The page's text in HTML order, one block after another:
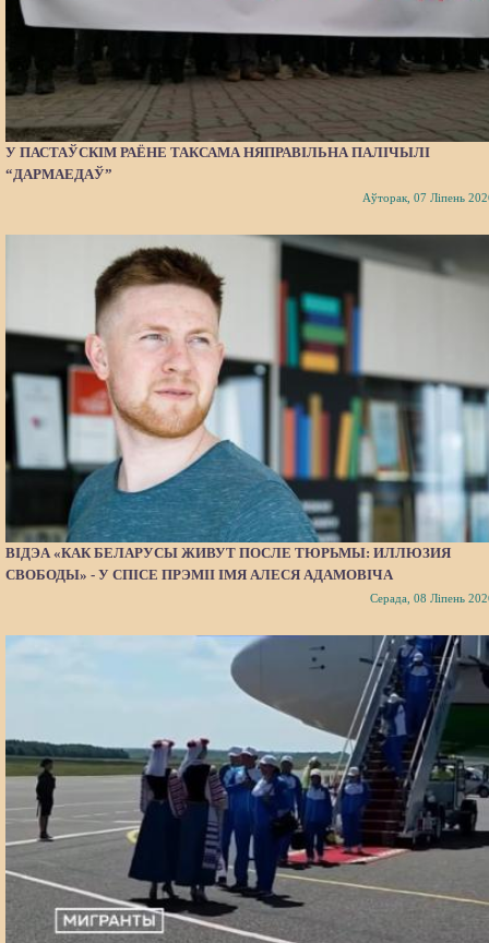
У ПАСТАЎСКІМ РАЁНЕ ТАКСАМА НЯПРАВІЛЬНА ПАЛІЧЫЛІ
“ДАРМАЕДАЎ”
Аўторак, 07 Ліпень
ВІДЭА «КАК БЕЛАРУСЫ ЖИВУТ ПОСЛЕ ТЮРЬМЫ: ИЛЛЮЗИЯ
СВОБОДЫ» - У СПІСЕ ПРЭМІІ ІМЯ АЛЕСЯ АДАМОВІЧА
Серада, 08 Ліпень